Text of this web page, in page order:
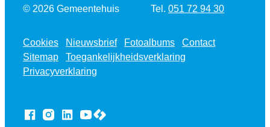
© 2026 Gemeentehuis 051 72 94 30
Cookies Nieuwsbrief Fotoalbums
Contact
Sitemap
Toegankelijkheidsverklaring
Privacyverklaring
Facebook
Instagram
LinkedInYouTube
LCP nv 2026 ©